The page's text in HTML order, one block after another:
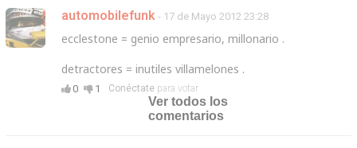
automobilefunk - 17 de Mayo 2012 23:28
ecclestone = genio empresario, millonario .
detractores = inutiles villamelones .
0 1 Conéctatepara votar
Ver todos los
comentarios